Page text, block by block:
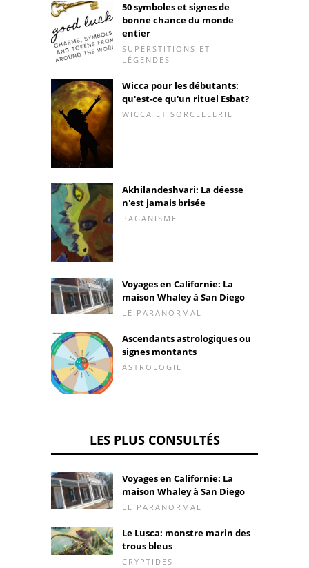
50 symboles et signes de
bonne chance du monde
entier
SUPERSTITIONS ET
LÉGENDES
Wicca pour les débutants:
qu'est-ce qu'un rituel Esbat?
WICCA ET SORCELLERIE
Akhilandeshvari: La déesse
n'est jamais brisée
PAGANISME
Voyages en Californie: La
maison Whaley à San Diego
LE PARANORMAL
Ascendants astrologiques ou
signes montants
ASTROLOGIE
LES PLUS CONSULTÉS
Voyages en Californie: La
maison Whaley à San Diego
LE PARANORMAL
Le Lusca: monstre marin des
trous bleus
CRYPTIDES